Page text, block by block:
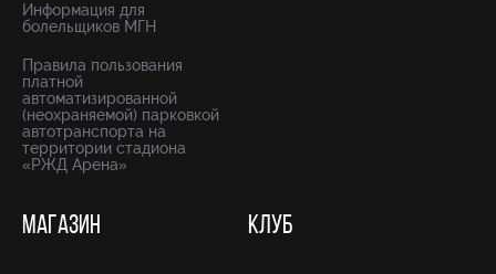
Информация для
болельщиков МГН
Правила пользования
платной
автоматизированной
(неохраняемой) парковкой
автотранспорта на
территории стадиона
«РЖД Арена»
МАГАЗИН КЛУБ